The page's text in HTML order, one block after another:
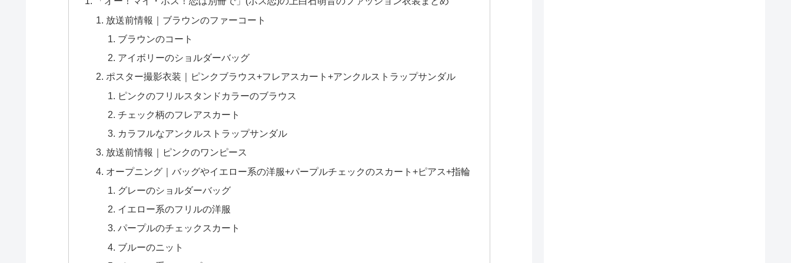
放送前情報｜ブラウンのファーコート
ブラウンのコート
アイボリーのショルダーバッグ
ポスター撮影衣装｜ピンクブラウス+フレアスカート+アンクルストラップサンダル
ピンクのフリルスタンドカラーのブラウス
チェック柄のフレアスカート
カラフルなアンクルストラップサンダル
放送前情報｜ピンクのワンピース
オープニング｜バッグやイエロー系の洋服+パープルチェックのスカート+ピアス+指輪
グレーのショルダーバッグ
イエロー系のフリルの洋服
パープルのチェックスカート
ブルーのニット